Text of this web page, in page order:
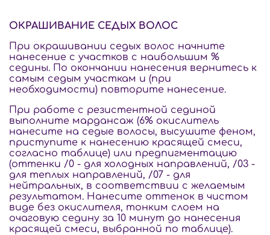
ОКРАШИВАНИЕ СЕДЫХ ВОЛОС
При окрашивании седых волос начните
нанесение с участков с наибольшим %
седины. По окончании нанесения вернитесь к
самым седым участкам и (при
необходимости) повторите нанесение.
При работе с резистентной сединой
выполните мардансаж (6% окислитель
нанесите на седые волосы, высушите феном,
приступите к нанесению красящей смеси,
согласно таблице) или предпигментацию
(оттенки /0 - для холодных направлений, /03 -
для теплых направлений, /07 - для
нейтральных, в соответствии с желаемым
результатом. Нанесите оттенок в чистом
виде без окислителя, тонким слоем на
очаговую седину за 10 минут до нанесения
красящей смеси, выбранной по таблице).